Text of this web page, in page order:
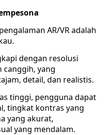
AR/VR adalah
dengan resolusi
yang
detail, dan realistis.
tinggi, pengguna dapat
tingkat kontras yang
yang akurat,
yang mendalam.